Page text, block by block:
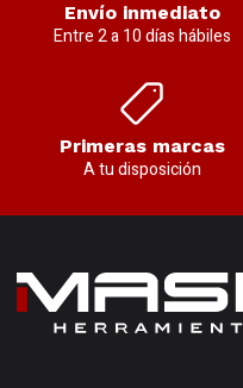
Envío inmediato
Entre 2 a 10 días hábiles
Primeras marcas
A tu disposición